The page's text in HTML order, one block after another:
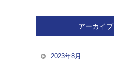
アーカイブ
2023年8月